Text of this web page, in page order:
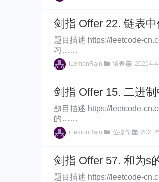
剑指 Offer 22. 链表
题目描述 https://leetcode-
习……
iLemonRain 链表 2021年4
剑指 Offer 15. 二进
题目描述 https://leetcode-
的……
iLemonRain 位操作 2021
剑指 Offer 57. 和为s
题目描述 https://leetcode-